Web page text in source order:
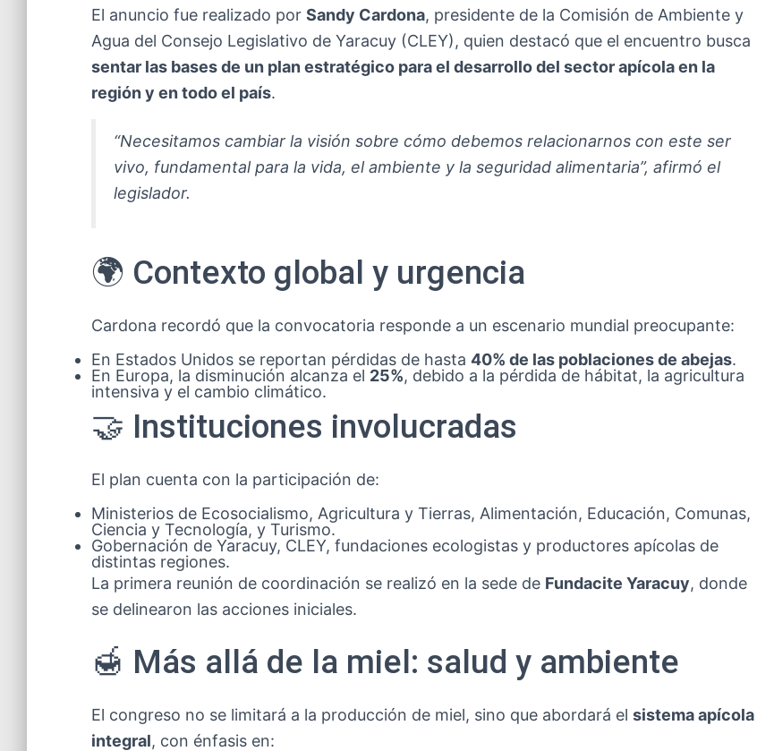
El anuncio fue realizado por Sandy Cardona, presidente de la Comisión de Ambiente y
Agua del Consejo Legislativo de Yaracuy (CLEY), quien destacó que el encuentro busca
sentar las bases de un plan estratégico para el desarrollo del sector apícola en la
región y en todo el país.
“Necesitamos cambiar la visión sobre cómo debemos relacionarnos con este ser
vivo, fundamental para la vida, el ambiente y la seguridad alimentaria”, afirmó el
legislador.
🌍 Contexto global y urgencia
Cardona recordó que la convocatoria responde a un escenario mundial preocupante:
En Estados Unidos se reportan pérdidas de hasta 40% de las poblaciones de abejas.
En Europa, la disminución alcanza el 25%, debido a la pérdida de hábitat, la agricultura
intensiva y el cambio climático.
🤝 Instituciones involucradas
El plan cuenta con la participación de:
Ministerios de Ecosocialismo, Agricultura y Tierras, Alimentación, Educación, Comunas,
Ciencia y Tecnología, y Turismo.
Gobernación de Yaracuy, CLEY, fundaciones ecologistas y productores apícolas de
distintas regiones.
La primera reunión de coordinación se realizó en la sede de Fundacite Yaracuy, donde
se delinearon las acciones iniciales.
🍯 Más allá de la miel: salud y ambiente
El congreso no se limitará a la producción de miel, sino que abordará el sistema apícola
integral, con énfasis en: